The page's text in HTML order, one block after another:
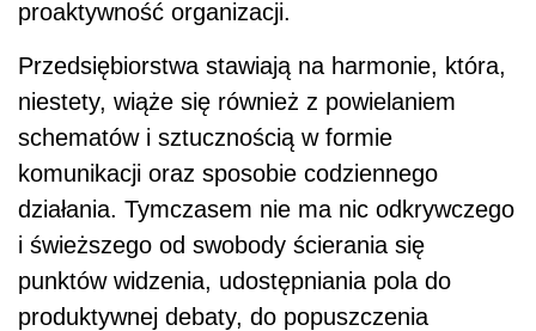
proaktywność organizacji.
Przedsiębiorstwa stawiają na harmonie, która,
niestety, wiąże się również z powielaniem
schematów i sztucznością w formie
komunikacji oraz sposobie codziennego
działania. Tymczasem nie ma nic odkrywczego
i świeższego od swobody ścierania się
punktów widzenia, udostępniania pola do
produktywnej debaty, do popuszczenia